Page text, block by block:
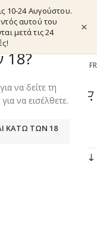
18?
να δείτε τη
να εισέλθετε.
ΚΆΤΩ ΤΩΝ 18
10-24 Αυγούστου.
αυτού του
μετά τις 24
×
EL FR